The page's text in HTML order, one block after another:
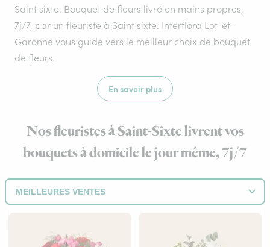
Saint sixte. Bouquet de fleurs livré en mains propres,
7j/7, par un fleuriste à Saint sixte. Interflora Lot-et-
Garonne vous guide vers le meilleur choix de bouquet
de fleurs.
En savoir plus
Nos fleuristes à Saint-Sixte livrent vos
bouquets à domicile le jour même, 7j/7